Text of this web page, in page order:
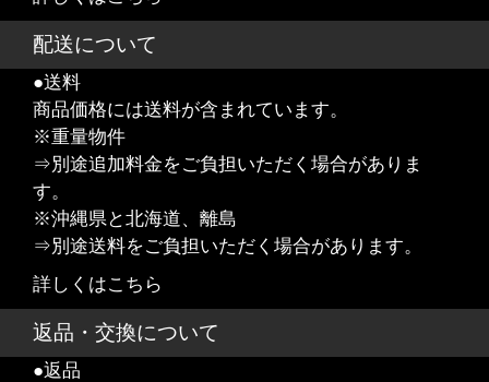
配送について
●送料
商品価格には送料が含まれています。
※重量物件
⇒別途追加料金をご負担いただく場合がありま
す。
※沖縄県と北海道、離島
⇒別途送料をご負担いただく場合があります。
詳しくはこちら
返品・交換について
●返品